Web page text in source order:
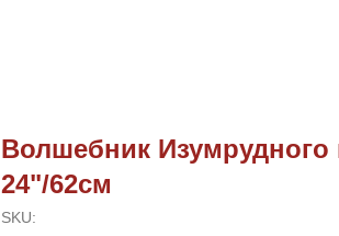
Волшебник Изумрудного
24"/62см
SKU: